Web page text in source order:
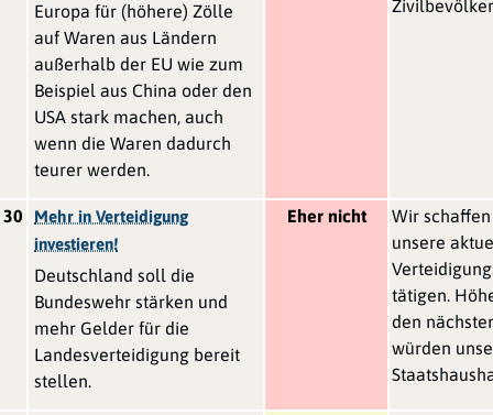
Europa für (höhere) Zölle
auf Waren aus Ländern
außerhalb der EU wie zum
Beispiel aus China oder den
USA stark machen, auch
wenn die Waren dadurch
teurer werden.
30
Mehr in Verteidigung
investieren!
Deutschland soll die
Bundeswehr stärken und
mehr Gelder für die
Landesverteidigung bereit
stellen.
Eher nicht
Wir
unsere
tätigen.
den
würden